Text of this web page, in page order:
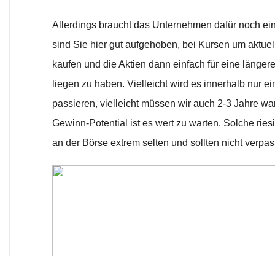
Allerdings braucht das Unternehmen dafür noch
sind Sie hier gut aufgehoben, bei Kursen um
kaufen und die Aktien dann einfach für eine
liegen zu haben. Vielleicht wird es innerhalb nur
passieren, vielleicht müssen wir auch 2-3 Jahre
Gewinn-Potential ist es wert zu warten. Solche
an der Börse extrem selten und sollten nicht